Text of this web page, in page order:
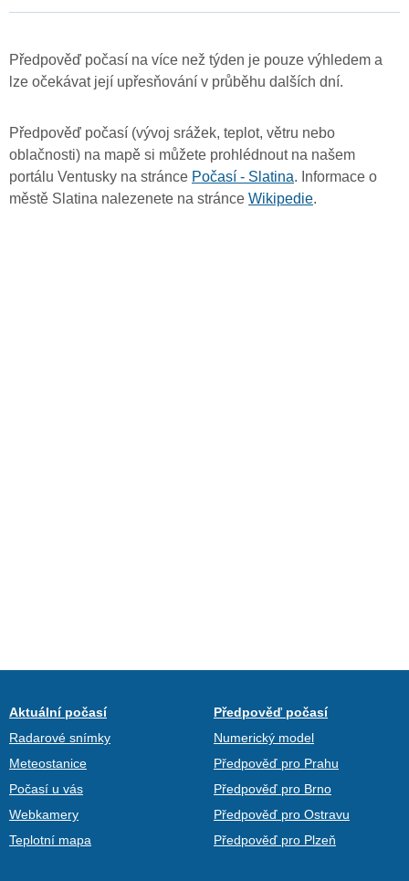
Předpověď počasí na více než týden je pouze výhledem a
lze očekávat její upřesňování v průběhu dalších dní.
Předpověď počasí (vývoj srážek, teplot, větru nebo
oblačnosti) na mapě si můžete prohlédnout na našem
portálu Ventusky na stránce Počasí - Slatina. Informace o
městě Slatina nalezenete na stránce Wikipedie.
Aktuální počasí
Radarové snímky
Meteostanice
Počasí u vás
Webkamery
Teplotní mapa
Předpověď počasí
Numerický model
Předpověď pro Prahu
Předpověď pro Brno
Předpověď pro Ostravu
Předpověď pro Plzeň